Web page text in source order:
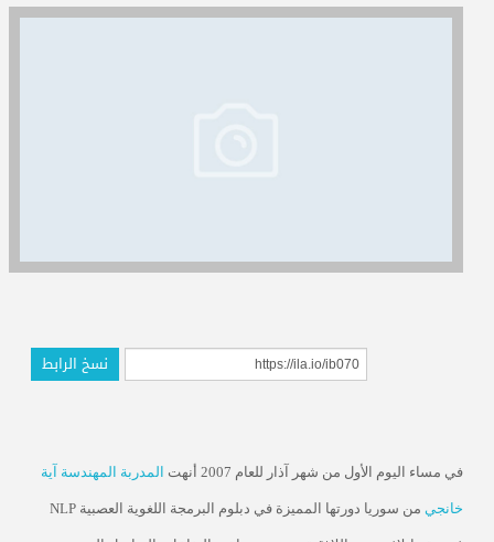
نسخ الرابط
في مساء اليوم الأول من شهر آذار للعام 2007 أنهت المدربة المهندسة آية
خانجي من سوريا دورتها المميزة في دبلوم البرمجة اللغوية العصبية NLP